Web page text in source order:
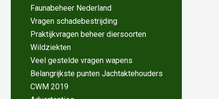
Faunabeheer Nederland
Vragen schadebestrijding
Praktijkvragen beheer diersoorten
Wildziekten
Veel gestelde vragen wapens
Belangrijkste punten Jachtaktehouders
CWM 2019